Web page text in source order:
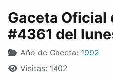
Gaceta Oficial
#4361 del
Año de Gaceta: 1992
Visitas: 1402